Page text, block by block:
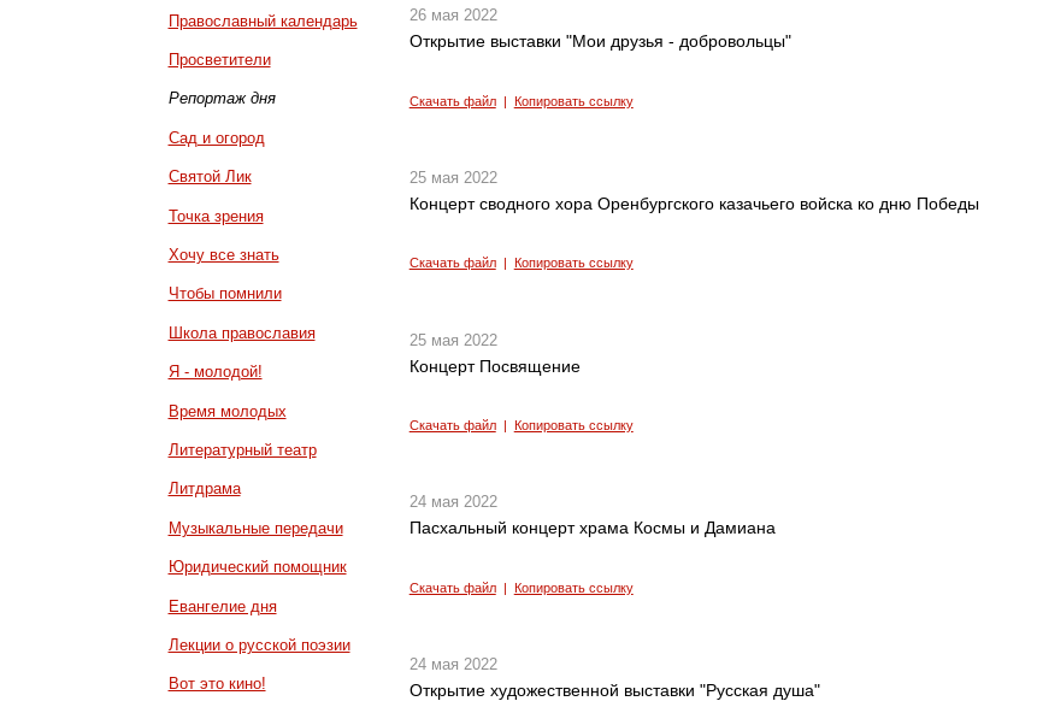
Православный календарь
Просветители
Репортаж дня
Сад и огород
Святой Лик
Точка зрения
Хочу все знать
Чтобы помнили
Школа православия
Я - молодой!
Время молодых
Литературный театр
Литдрама
Музыкальные передачи
Юридический помощник
Евангелие дня
Лекции о русской поэзии
Вот это кино!
26 мая 2022
Открытие выставки "Мои друзья - добровольцы"
Скачать файл| Копировать ссылку
25 мая 2022
Концерт сводного хора Оренбургского казачьего войска ко дню Победы
Скачать файл| Копировать ссылку
25 мая 2022
Концерт Посвящение
Скачать файл| Копировать ссылку
24 мая 2022
Пасхальный концерт храма Космы и Дамиана
Скачать файл| Копировать ссылку
24 мая 2022
Открытие художественной выставки "Русская душа"